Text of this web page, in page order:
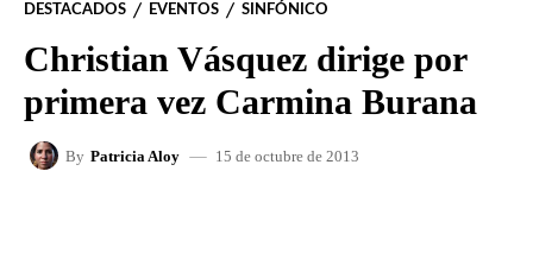
DESTACADOS EVENTOS SINFÓNICO
Christian Vásquez dirige por
primera vez Carmina Burana
By Patricia Aloy 15 de octubre de 2013